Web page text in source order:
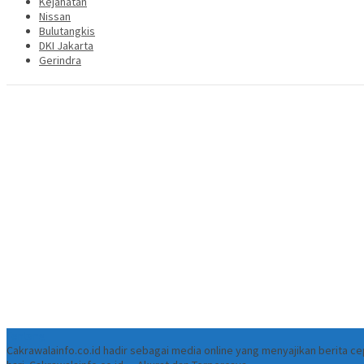
Nissan
Bulutangkis
DKI Jakarta
Gerindra
Cakrawalainfo.co.id hadir sebagai media online yang menyajikan berita